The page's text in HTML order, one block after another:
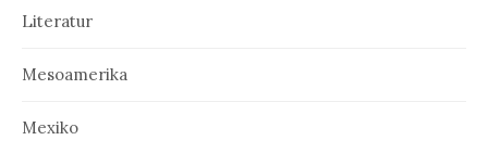
Literatur
Mesoamerika
Mexiko